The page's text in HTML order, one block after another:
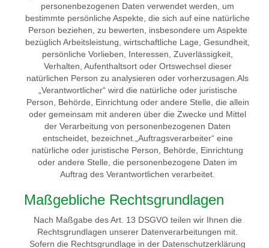
personenbezogenen Daten verwendet werden, um
bestimmte persönliche Aspekte, die sich auf eine natürliche
Person beziehen, zu bewerten, insbesondere um Aspekte
bezüglich Arbeitsleistung, wirtschaftliche Lage, Gesundheit,
persönliche Vorlieben, Interessen, Zuverlässigkeit,
Verhalten, Aufenthaltsort oder Ortswechsel dieser
natürlichen Person zu analysieren oder vorherzusagen.Als
„Verantwortlicher“ wird die natürliche oder juristische
Person, Behörde, Einrichtung oder andere Stelle, die allein
oder gemeinsam mit anderen über die Zwecke und Mittel
der Verarbeitung von personenbezogenen Daten
entscheidet, bezeichnet.„Auftragsverarbeiter“ eine
natürliche oder juristische Person, Behörde, Einrichtung
oder andere Stelle, die personenbezogene Daten im
Auftrag des Verantwortlichen verarbeitet.
Maßgebliche Rechtsgrundlagen
Nach Maßgabe des Art. 13 DSGVO teilen wir Ihnen die
Rechtsgrundlagen unserer Datenverarbeitungen mit.
Sofern die Rechtsgrundlage in der Datenschutzerklärung